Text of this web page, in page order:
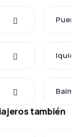
también